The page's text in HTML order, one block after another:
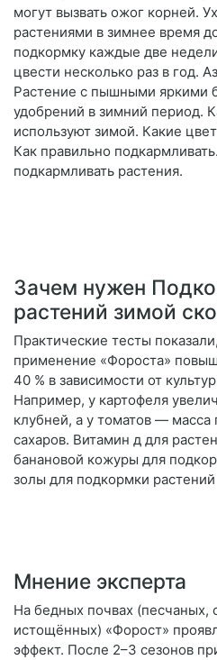
могут вызвать ожог корней.
растениями в зимнее время
подкормку каждые две
цвести несколько раз в год.
Растение с пышными яркими
удобрений в зимний период.
используют зимой. Какие
Как правильно
подкармливать растения.
Зачем нужен
растений зимой
Практические тесты
применение «Фороста»
40 % в зависимости от
Например, у картофеля
клубней, а у томатов —
сахаров. Витамин д для
банановой кожуры для
золы для подкормки растений
Мнение эксперта
На бедных почвах (песчаных,
истощённых) «Форост»
эффект. После 2–3 сезонов